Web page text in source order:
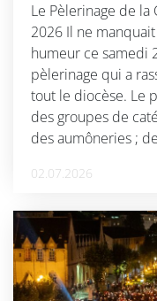
Le Pèlerinage de la
2026 Il ne
humeur ce samedi
pèlerinage qui a
tout le diocèse. Le
des groupes de
des aumôneries ;
02.07.2026